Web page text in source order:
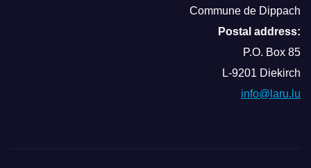
Commune de Dippach
Postal address:
P.O. Box 85
L-9201 Diekirch
info@laru.lu